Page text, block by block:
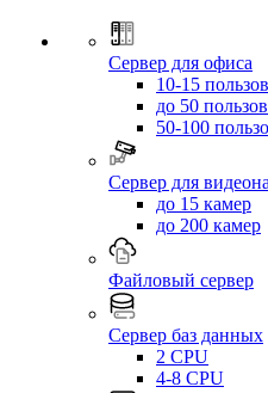
Сервер для офиса
10-15
до 50
50-100
Сервер для
до 15 камер
до 200 камер
Файловый сервер
Сервер баз данных
2 CPU
4-8 CPU